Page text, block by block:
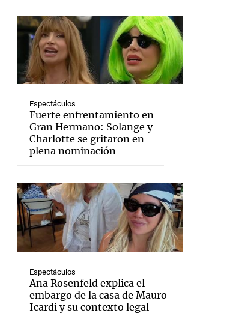
Espectáculos
Fuerte enfrentamiento en
Gran Hermano: Solange y
Charlotte se gritaron en
plena nominación
Espectáculos
Ana Rosenfeld explica el
embargo de la casa de Mauro
Icardi y su contexto legal
Notas